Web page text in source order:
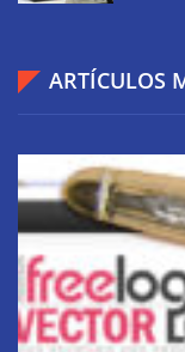
ARTÍCULOS